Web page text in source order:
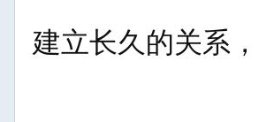
建立长久的关系